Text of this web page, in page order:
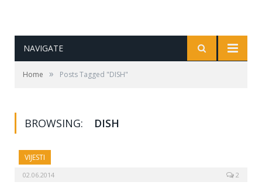
NAVIGATE
Home » Posts Tagged "DISH"
BROWSING: DISH
VIJESTI
02.06.2014 2